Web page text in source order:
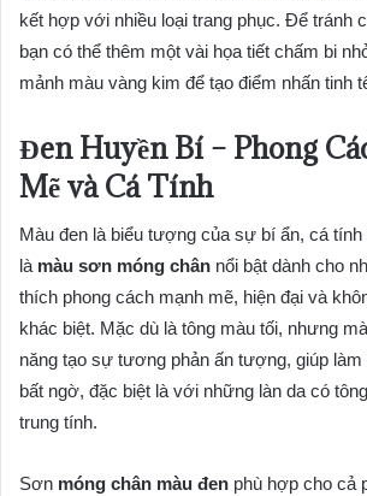
kết hợp với nhiều loại trang phục. Để tránh
bạn có thể thêm một vài họa tiết chấm bi
mảnh màu vàng kim để tạo điểm nhấn tinh
Đen Huyền Bí – Phong
Mẽ và Cá Tính
Màu đen là biểu tượng của sự bí ẩn, cá
là màu sơn móng chân nổi bật dành cho
thích phong cách mạnh mẽ, hiện đại và
khác biệt. Mặc dù là tông màu tối, nhưng
năng tạo sự tương phản ấn tượng, giúp làm
bất ngờ, đặc biệt là với những làn da có
trung tính.
Sơn móng chân màu đen phù hợp cho cả